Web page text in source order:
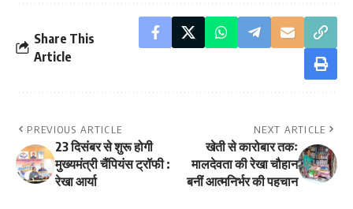
Share This
Article
PREVIOUS ARTICLE
23 दिसंबर से शुरू होगी
मुख्यमंत्री चैंपियंस ट्रॉफी :
रेखा आर्या
NEXT ARTICLE
खेती से कारोबार तकः
मालदेवता की रेखा चौहान
बनीं आत्मनिर्भर की पहचान